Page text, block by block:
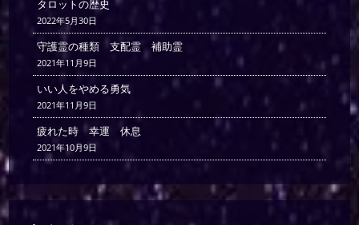
タロットの歴史
2022年5月30日
守護霊の種類 支配霊 補助霊
2021年11月9日
いい人をやめる勇気
2021年11月9日
疲れた時 幸運 休息
2021年10月9日